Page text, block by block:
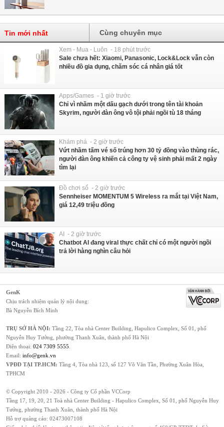
Tin mới nhất Cùng chuyên mục
Xem - Mua - Luôn - 18 phút trước
Sale chưa hết: Xiaomi, Panasonic, Lock&Lock vẫn còn
nhiều đồ gia dụng, chăm sóc cá nhân giá tốt
Apps/Games - 1 giờ trước
Chỉ vì nhầm một dấu gạch dưới trong tên tài khoản
Skyrim, người đàn ông vô tội phải ngồi tù 18 tháng
Khám phá - 2 giờ trước
Vứt nhầm tấm vé số trúng hơn 30 tỷ đồng vào thùng rác,
người đàn ông khiến cả công ty vệ sinh phải mất 2 ngày
tìm lại
Đồ chơi số - 2 giờ trước
Sennheiser MOMENTUM 5 Wireless ra mắt tại Việt Nam,
giá 12,49 triệu đồng
AI - 2 giờ trước
Chatbot AI đang viral thực chất chỉ có một người ngồi
trả lời hàng nghìn câu hỏi
GenK
Chịu trách nhiệm quản lý nội dung:
Bà Nguyễn Bích Minh
TRỤ SỞ HÀ NỘI: Tầng 22, Tòa nhà Center Building, Hapulico Complex, Số 01, phố
Nguyễn Huy Tưởng, phường Thanh Xuân, thành phố Hà Nội
Điện thoại: 024 7309 5555.
Email: info@genk.vn
VPĐD TẠI TP.HCM: Tầng 4, Tòa nhà 123, số 127 Võ Văn Tần, Phường Xuân Hòa,
TPHCM
© Copyright 2010 - 2026 - Công ty Cổ phần VCCorp
Tầng 17, 19, 20, 21 Toà nhà Center Building - Hapulico Complex, Số 01, phố Nguyễn Huy
Tưởng, phường Thanh Xuân, thành phố Hà Nội
Hỗ trợ quảng cáo: 02473007108